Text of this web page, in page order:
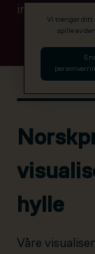
ingen
Vi trenger ditt
spille av
hylle
Våre